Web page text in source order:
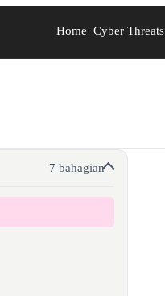
Home Cyber Threats
7 bahagian